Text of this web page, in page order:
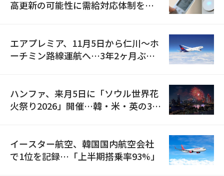
高更新の可能性に需給対応体制を点
エアプレミア、11月5日から仁川〜ホ
ーチミン路線運航へ…3年2ヶ月ぶり
ハンファ、来月5日に「ソウル世界花
火祭り2026」開催…韓・米・英の3カ
イースター航空、韓国国内航空会社
で1位を記録…「上半期搭乗率93%」